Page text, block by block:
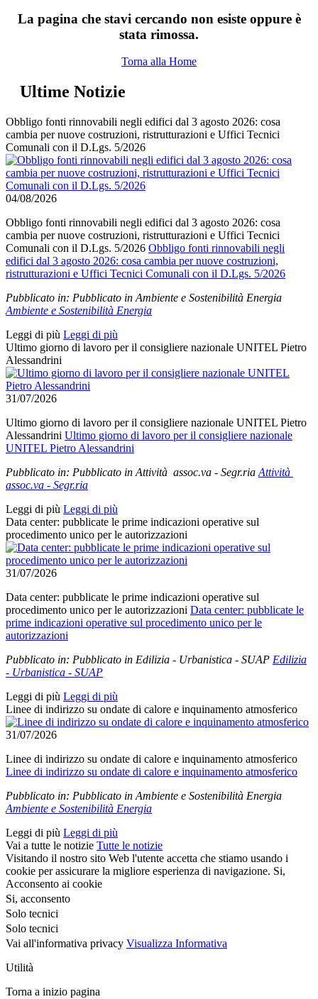
La pagina che stavi cercando non esiste oppure è
stata rimossa.
Torna alla Home
Ultime Notizie
Obbligo fonti rinnovabili negli edifici dal 3 agosto 2026: cosa
cambia per nuove costruzioni, ristrutturazioni e Uffici Tecnici
Comunali con il D.Lgs. 5/2026
04/08/2026
Obbligo fonti rinnovabili negli edifici dal 3 agosto 2026: cosa
cambia per nuove costruzioni, ristrutturazioni e Uffici Tecnici
Comunali con il D.Lgs. 5/2026 Obbligo fonti rinnovabili negli
edifici dal 3 agosto 2026: cosa cambia per nuove costruzioni,
ristrutturazioni e Uffici Tecnici Comunali con il D.Lgs. 5/2026
Pubblicato in: Pubblicato in Ambiente e Sostenibilità Energia
Ambiente e Sostenibilità Energia
Leggi di più Leggi di più
Ultimo giorno di lavoro per il consigliere nazionale UNITEL Pietro
Alessandrini
31/07/2026
Ultimo giorno di lavoro per il consigliere nazionale UNITEL Pietro
Alessandrini Ultimo giorno di lavoro per il consigliere nazionale
UNITEL Pietro Alessandrini
Pubblicato in: Pubblicato in Attività assoc.va - Segr.ria Attività
assoc.va - Segr.ria
Leggi di più Leggi di più
Data center: pubblicate le prime indicazioni operative sul
procedimento unico per le autorizzazioni
31/07/2026
Data center: pubblicate le prime indicazioni operative sul
procedimento unico per le autorizzazioni Data center: pubblicate le
prime indicazioni operative sul procedimento unico per le
autorizzazioni
Pubblicato in: Pubblicato in Edilizia - Urbanistica - SUAP Edilizia
- Urbanistica - SUAP
Leggi di più Leggi di più
Linee di indirizzo su ondate di calore e inquinamento atmosferico
31/07/2026
Linee di indirizzo su ondate di calore e inquinamento atmosferico
Linee di indirizzo su ondate di calore e inquinamento atmosferico
Pubblicato in: Pubblicato in Ambiente e Sostenibilità Energia
Ambiente e Sostenibilità Energia
Leggi di più Leggi di più
Vai a tutte le notizie Tutte le notizie
Visitando il nostro sito Web l'utente accetta che stiamo usando i
cookie per assicurare la migliore esperienza di navigazione. Si,
Acconsento ai cookie
Si, acconsento
Solo tecnici
Solo tecnici
Vai all'informativa privacy Visualizza Informativa
Utilità
Torna a inizio pagina